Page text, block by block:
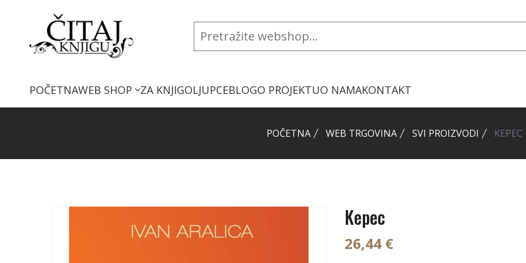
POČETNAWEB SHOP ZA KNJIGOLJUPCEBLOGO PROJEKTUO NAMAKONTAKT
POČETNA WEB TRGOVINA SVI PROIZVODI KEPEC
Kepec
26,44 €